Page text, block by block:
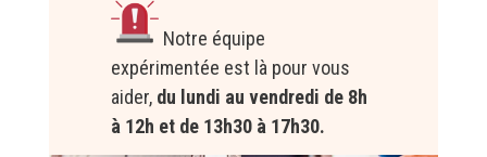
Notre équipe
expérimentée est là pour vous
aider, du lundi au vendredi de 8h
à 12h et de 13h30 à 17h30.